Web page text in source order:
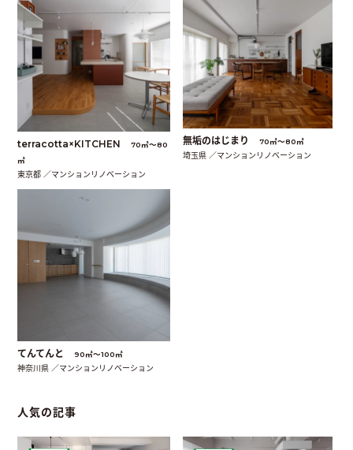
terracotta×KITCHEN
70㎡〜80
㎡
東京都 ／マンションリノベーション
無垢のはじまり 70㎡〜80㎡
埼玉県 ／マンションリノベーション
てんてんと 90㎡〜100㎡
神奈川県 ／マンションリノベーション
人気の記事